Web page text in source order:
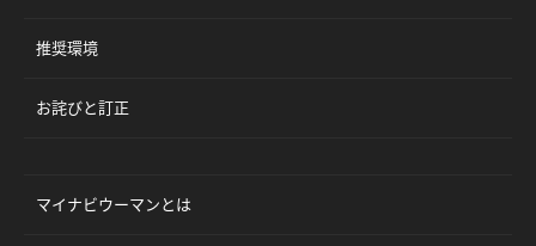
推奨環境
お詫びと訂正
マイナビウーマンとは